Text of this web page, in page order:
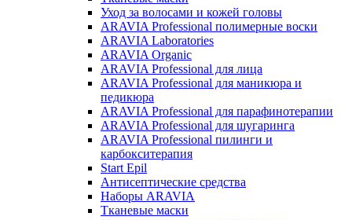
Уход за волосами и кожей головы
ARAVIA Professional полимерные воски
ARAVIA Laboratories
ARAVIA Organic
ARAVIA Professional для лица
ARAVIA Professional для маникюра и
педикюра
ARAVIA Professional для парафинотерапии
ARAVIA Professional для шугаринга
ARAVIA Professional пилинги и
карбокситерапия
Start Epil
Антисептические средства
Наборы ARAVIA
Тканевые маски